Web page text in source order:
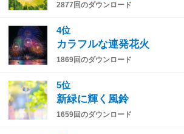
2877回のダウンロード
4位
カラフルな連発花火
1869回のダウンロード
5位
新緑に輝く風鈴
1659回のダウンロード